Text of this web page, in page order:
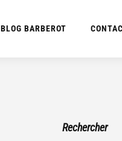
BLOG BARBEROT
Rechercher